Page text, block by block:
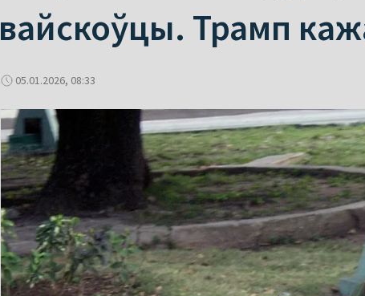
вайскоўцы. Трамп
05.01.2026, 08:33